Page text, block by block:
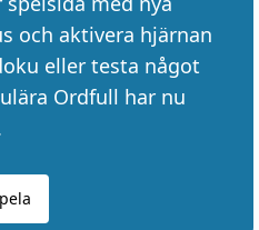
och aktivera hjärnan
eller testa något
Ordfull har nu